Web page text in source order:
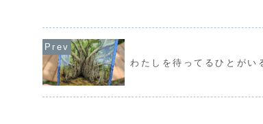
歯を食いしばって勉強しな...
す。つまり
わたしを待ってるひとがい